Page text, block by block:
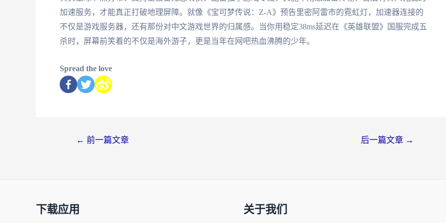
加速服务，才能真正打破地理屏障。就像《宝可梦传说：Z-A》预告里密阿雷市的霓虹灯，加速器连接的
不仅是游戏服务器，还有那份对中文游戏世界的归属感。当你用稳定38ms延迟在《英雄联盟》国服完成五
杀时，屏幕前笑着的不仅是海外游子，更是当年在网吧热血沸腾的少年。
Spread the love
← 前一篇文章 后一篇文章 →
下载应用 关于我们